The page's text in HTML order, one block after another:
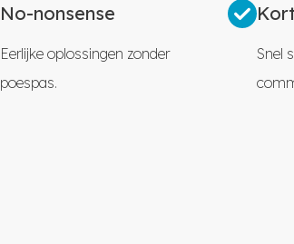
No-nonsense
Eerlijke oplossingen zonder
poespas.
Snel